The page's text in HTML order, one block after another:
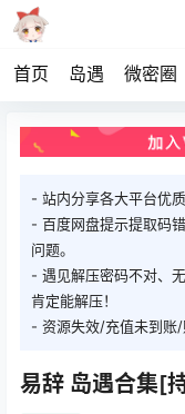
首页 岛遇 微密圈
- 站内分享各大平台优
- 百度网盘提示提取码
问题。
- 遇见解压密码不对、
肯定能解压！
- 资源失效/充值未到账
易辞 岛遇合集[